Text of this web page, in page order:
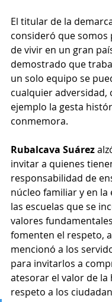
El titular de la
consideró que somos
de vivir en un gran
demostrado que
un solo equipo se
cualquier adversidad,
ejemplo la gesta
conmemora.
Rubalcava Suárez
invitar a quienes
responsabilidad de
núcleo familiar y en la
las escuelas que se
valores
fomenten el respeto,
mencionó a los
para invitarlos a
atesorar el valor de la
respeto a los